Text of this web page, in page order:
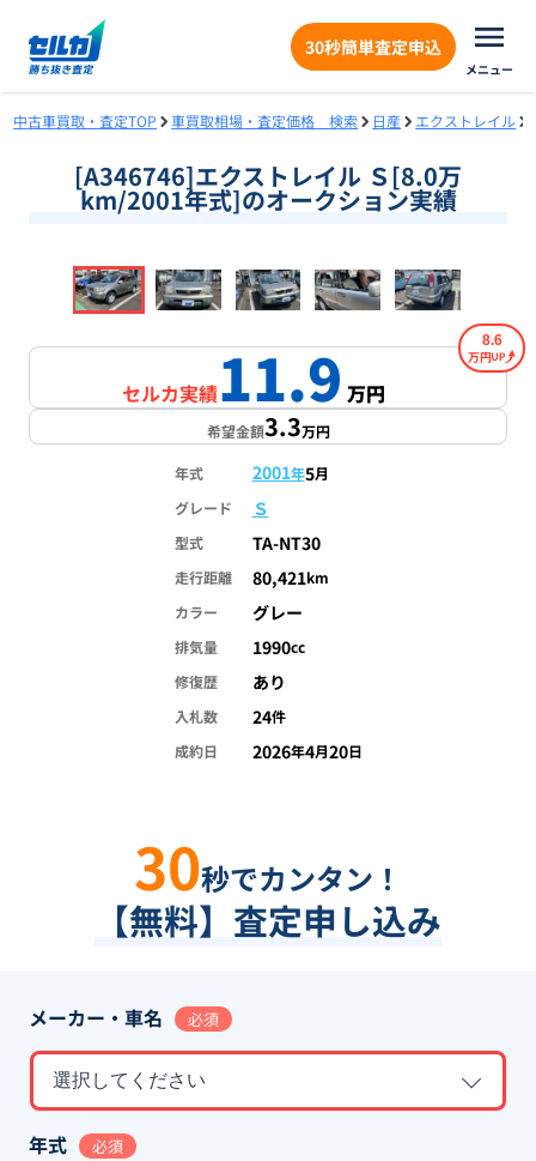
30秒簡単査定申込
メニュー
中古車買取・査定TOP 車買取相場・査定価格 検索 日産 エクストレイル
[A346746]エクストレイル Ｓ[8.0万
km/2001年式]のオークション実績
1/18
セルカ実績11.9万円
8.6
万円
希望金額3.3万円
年式 2001年5月
グレード
Ｓ
型式 TA-NT30
走行距離 80,421km
カラー
グレー
排気量 1990cc
修復歴
あり
入札数 24件
成約日
2026年4月20日
30秒でカンタン！
【無料】査定申し込み
メーカー・車名 必須
選択してください
年式 必須